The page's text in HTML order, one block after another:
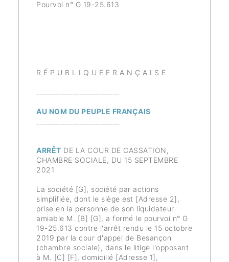
Pourvoi n° G 19-25.613
R É P U B L I Q U E F R A N Ç A I S E
AU NOM DU PEUPLE FRANÇAIS
ARRÊT DE LA COUR DE CASSATION,
CHAMBRE SOCIALE, DU 15 SEPTEMBRE
2021
La société [G], société par actions
simplifiée, dont le siège est [Adresse 2],
prise en la personne de son liquidateur
amiable M. [B] [G], a formé le pourvoi n° G
19-25.613 contre l'arrêt rendu le 15 octobre
2019 par la cour d'appel de Besançon
(chambre sociale), dans le litige l'opposant
à M. [C] [F], domicilié [Adresse 1],